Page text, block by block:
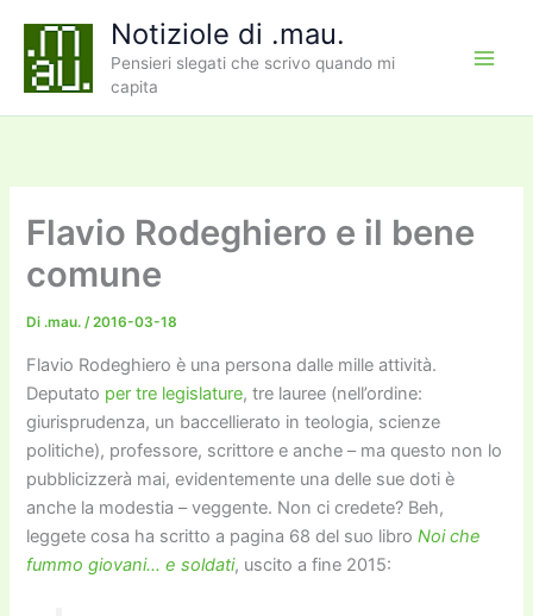
contenuto
Notiziole di .mau.
Pensieri slegati che scrivo quando mi
capita
Flavio Rodeghiero e il bene
comune
Di .mau./2016-03-18
Flavio Rodeghiero è una persona dalle mille attività.
Deputato per tre legislature, tre lauree (nell’ordine:
giurisprudenza, un baccellierato in teologia, scienze
politiche), professore, scrittore e anche – ma questo non lo
pubblicizzerà mai, evidentemente una delle sue doti è
anche la modestia – veggente. Non ci credete? Beh,
leggete cosa ha scritto a pagina 68 del suo libroNoi che
fummo giovani… e soldati, uscito a fine 2015: